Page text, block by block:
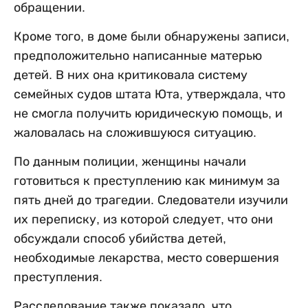
обращении.
Кроме того, в доме были обнаружены записи,
предположительно написанные матерью
детей. В них она критиковала систему
семейных судов штата Юта, утверждала, что
не смогла получить юридическую помощь, и
жаловалась на сложившуюся ситуацию.
По данным полиции, женщины начали
готовиться к преступлению как минимум за
пять дней до трагедии. Следователи изучили
их переписку, из которой следует, что они
обсуждали способ убийства детей,
необходимые лекарства, место совершения
преступления.